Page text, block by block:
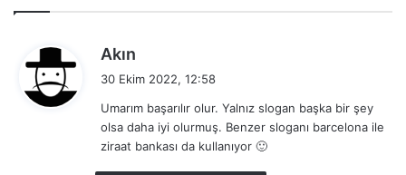
Akın
i
k
i
30 Ekim 2022, 12:58
Umarım başarılır olur. Yalnız slogan başka bir şey
olsa daha iyi olurmuş. Benzer sloganı barcelona ile
ziraat bankası da kullanıyor 🙂